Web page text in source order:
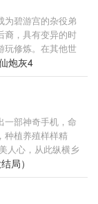
为碧游宫的杂役弟
裔，具有变异的时
玩修炼。在其他世
自己所在的世界
了……
炮灰4
一部神奇手机，命
种植养殖样样精
人心，从此纵横乡
局）